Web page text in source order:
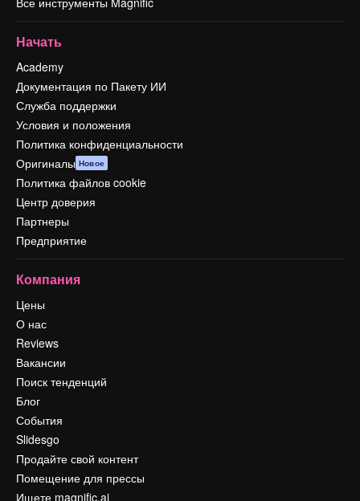
Начать
Academy
Документация по Пакету ИИ
Служба поддержки
Условия и положения
Политика конфиденциальности
Оригиналы Новое
Политика файлов cookie
Центр доверия
Партнеры
Предприятие
Компания
Цены
О нас
Reviews
Вакансии
Поиск тенденций
Блог
События
Slidesgo
Продайте свой контент
Помещение для прессы
Ищете magnific.ai